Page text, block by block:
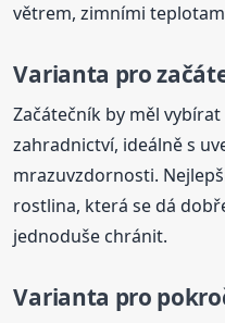
větrem, zimními
Varianta pro
Začátečník by měl
zahradnictví, ideálně s
mrazuvzdornosti.
rostlina, která se dá
jednoduše chránit.
Varianta pro